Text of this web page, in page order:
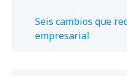
Seis cambios que
empresarial